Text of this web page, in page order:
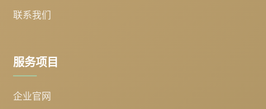
联系我们
服务项目
企业官网